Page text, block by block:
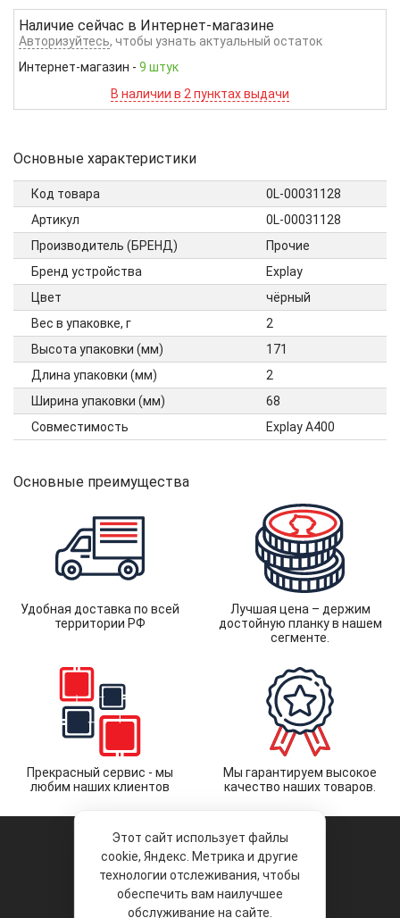
Наличие сейчас в Интернет-магазине
Авторизуйтесь, чтобы узнать актуальный остаток
Интернет-магазин - 9 штук
В наличии в 2 пунктах выдачи
Основные характеристики
Код товара
0L-00031128
Артикул
0L-00031128
Производитель (БРЕНД)
Прочие
Бренд устройства
Explay
Цвет
чёрный
Вес в упаковке, г
2
Высота упаковки (мм)
171
Длина упаковки (мм)
2
Ширина упаковки (мм)
68
Совместимость
Explay A400
Основные преимущества
Удобная доставка по всей
территории РФ
Лучшая цена – держим
достойную планку в нашем
сегменте.
Прекрасный сервис - мы
любим наших клиентов
Мы гарантируем высокое
качество наших товаров.
© 2026 «Liberty Project».
Аксессуары и запчасти оптом.
Этот сайт использует файлы
cookie, Яндекс. Метрика и другие
технологии отслеживания, чтобы
обеспечить вам наилучшее
обслуживание на сайте.